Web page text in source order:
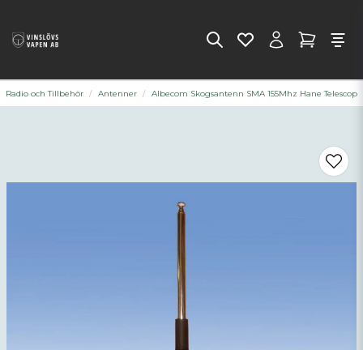
Radio och Tillbehör Antenner Albecom Skogsantenn SMA 155Mhz Hane Telescop